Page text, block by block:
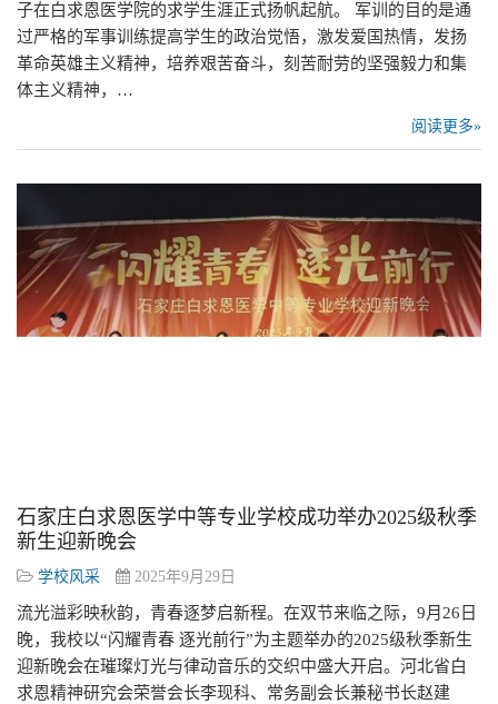
子在白求恩医学院的求学生涯正式扬帆起航。 军训的目的是通
过严格的军事训练提高学生的政治觉悟，激发爱国热情，发扬
革命英雄主义精神，培养艰苦奋斗，刻苦耐劳的坚强毅力和集
体主义精神，…
阅读更多»
石家庄白求恩医学中等专业学校成功举办2025级秋季
新生迎新晚会
学校风采 2025年9月29日
流光溢彩映秋韵，青春逐梦启新程。在双节来临之际，9月26日
晚，我校以“闪耀青春 逐光前行”为主题举办的2025级秋季新生
迎新晚会在璀璨灯光与律动音乐的交织中盛大开启。河北省白
求恩精神研究会荣誉会长李现科、常务副会长兼秘书长赵建